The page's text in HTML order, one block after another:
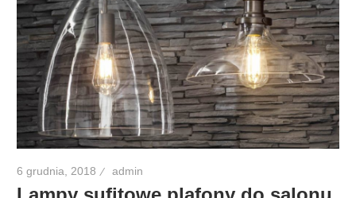
6 grudnia, 2018 admin